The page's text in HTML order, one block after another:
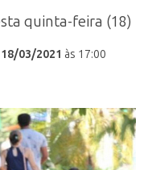
quinta-feira (18)
18/03/2021 às 17:00